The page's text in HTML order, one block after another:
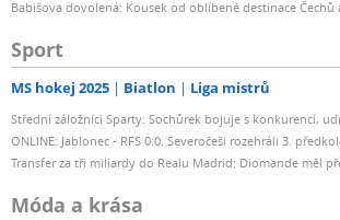
Babišova dovolená: Kousek od oblíbené destinace Čechů
Sport
MS hokej 2025 Biatlon Liga mistrů
Střední záložníci Sparty: Sochůrek bojuje s konkurencí,
ONLINE: Jablonec - RFS 0:0. Severočeši rozehráli 3.
Transfer za tři miliardy do Realu Madrid: Diomande měl
Móda a krása